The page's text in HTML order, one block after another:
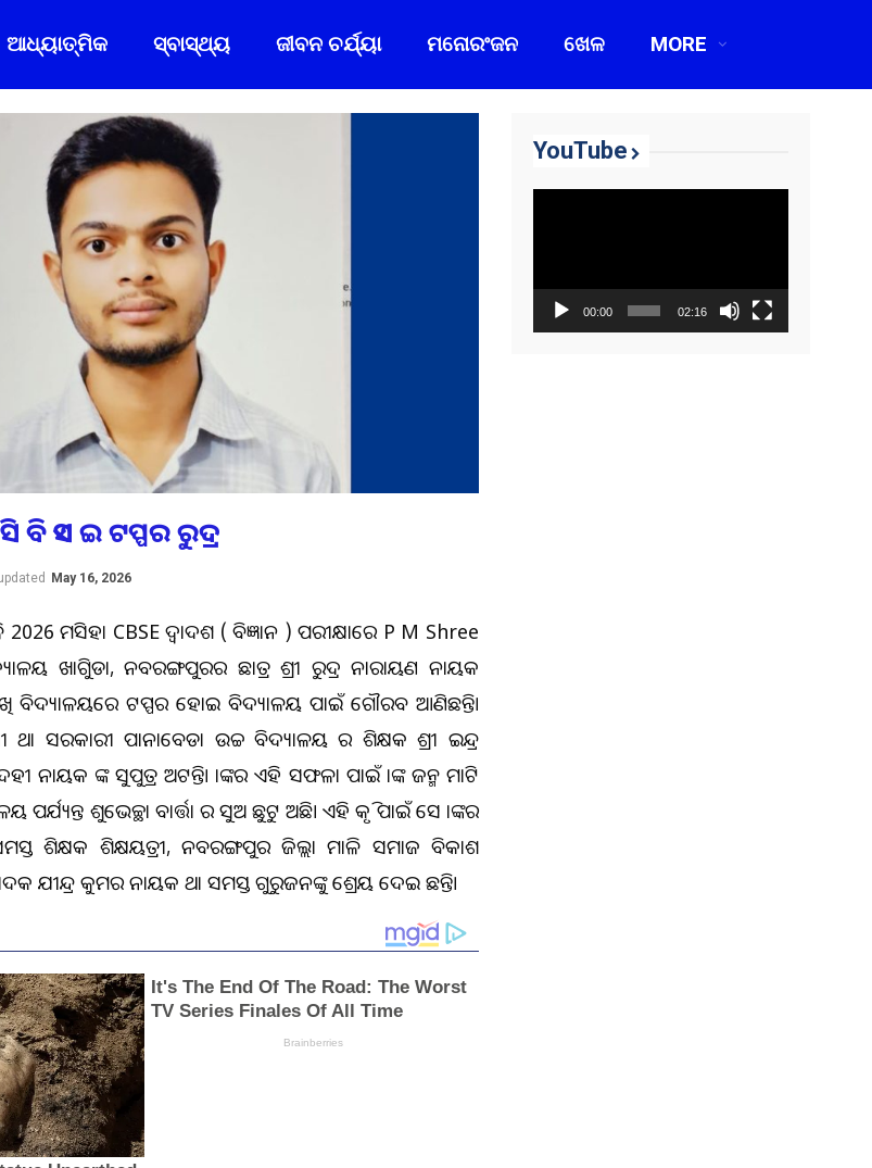
ଆଧ୍ୟାତ୍ମିକ ସ୍ବାସ୍ଥ୍ୟ ଜୀବନ ଚର୍ଯ୍ୟା ମନୋରଂଜନ ଖେଳ MORE
ଏସ ଇ ଟପ୍ପର ରୁଦ୍ର
May 16, 2026
2026 ମସିହା CBSE ଦ୍ୱାଦଶ ( ବିଜ୍ଞାନ ) ପରୀକ୍ଷାରେ P M Shree
ଖାତିଗୁଡା, ନବରଙ୍ଗପୁରର ଛାତ୍ର ଶ୍ରୀ ରୁଦ୍ର ନାରାୟଣ ନାୟକ
ବିଦ୍ୟାଳୟରେ ଟପ୍ପର ହୋଇ ବିଦ୍ୟାଳୟ ପାଇଁ ଗୌରବ ଆଣିଛନ୍ତି।
ସରକାରୀ ପାନାବେଡା ଉଚ୍ଚ ବିଦ୍ୟାଳୟ ର ଶିକ୍ଷକ ଶ୍ରୀ ଇନ୍ଦ୍ର
ନାୟକ ଙ୍କ ସୁପୁତ୍ର ଅଟନ୍ତି। ତାଙ୍କର ଏହି ସଫଳତା ପାଇଁ ତାଙ୍କ ଜନ୍ମ ମାଟି
ଶୁଭେଚ୍ଛା ବାର୍ତ୍ତା ର ସୁଅ ଛୁଟୁ ଅଛି। ଏହି କୃତି ପାଇଁ ସେ ତାଙ୍କର
ଶିକ୍ଷକ ଶିକ୍ଷୟତ୍ରୀ, ନବରଙ୍ଗପୁର ଜିଲ୍ଲା ମାଳି ସମାଜ ବିକାଶ
ଯତୀନ୍ଦ୍ର କୁମର ନାୟକ ତଥା ସମସ୍ତ ଗୁରୁଜନଙ୍କୁ ଶ୍ରେୟ ଦେଇ ଛନ୍ତି।
YouTube
00:00 02:16